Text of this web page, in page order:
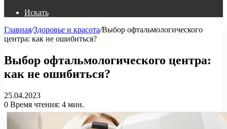
Искать
Главная/Здоровье и красота/Выбор офтальмологического
центра: как не ошибиться?
Выбор офтальмологического центра:
как не ошибиться?
25.04.2023
0 Время чтения: 4 мин.